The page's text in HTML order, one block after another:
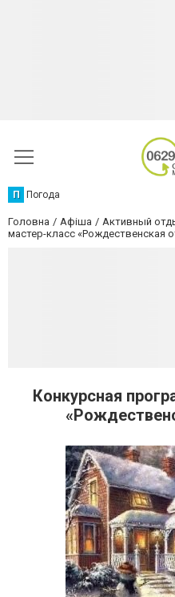
П Погода
Головна Афіша Активный
мастер-класс «Рождественская
Конкурсная